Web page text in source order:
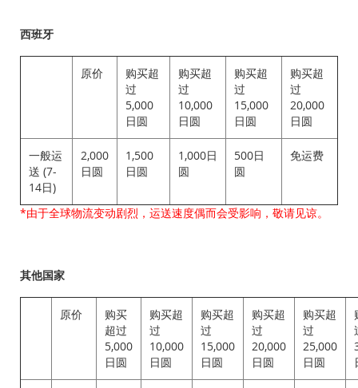
西班牙
原价
购买超
过
5,000
日圆
购买超
过
10,000
日圆
购买超
过
15,000
日圆
购买超
过
20,000
日圆
一般运
送 (7-
14日)
2,000
日圆
1,500
日圆
1,000日
圆
500日
圆
免运费
*由于全球物流变动剧烈，运送速度偶而会受影响，敬请见谅。
其他国家
原价
购买
超过
5,000
日圆
购买超
过
10,000
日圆
购买超
过
15,000
日圆
购买超
过
20,000
日圆
购买超
过
25,000
日圆